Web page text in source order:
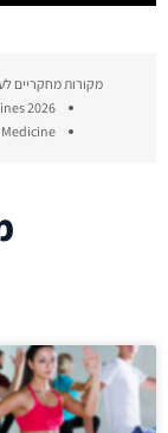
מקורות מחקריים
2026,